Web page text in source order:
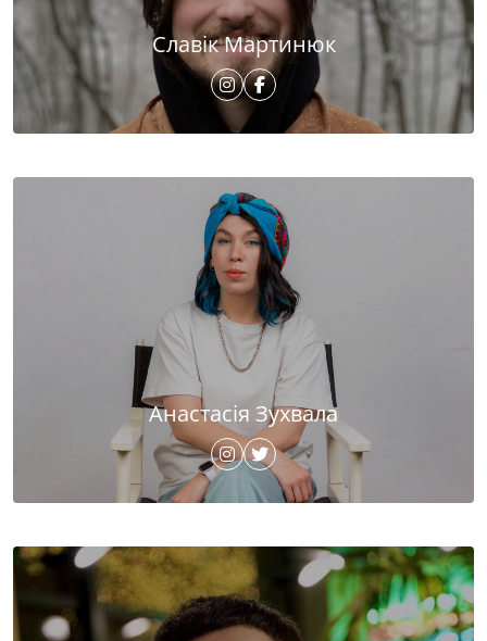
Славік Мартинюк
Анастасія Зухвала